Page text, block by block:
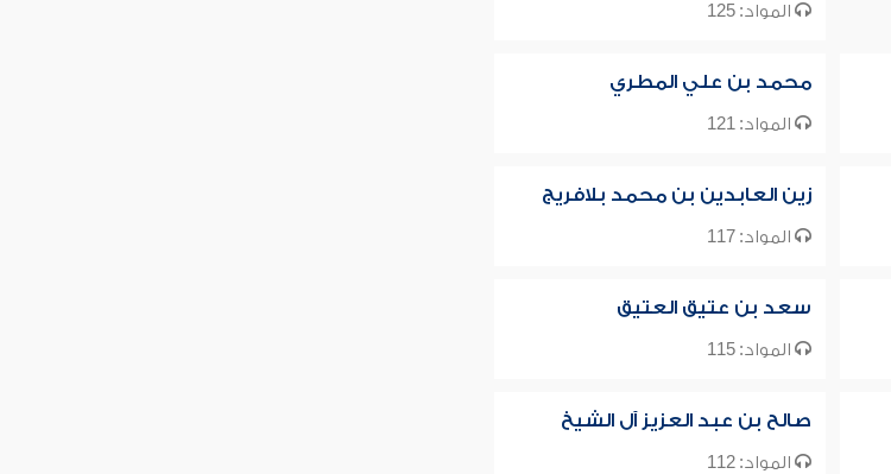
المواد: 125
محمد بن علي المطري
المواد: 121
زين العابدين بن محمد بلافريج
المواد: 117
سعد بن عتيق العتيق
المواد: 115
صالح بن عبد العزيز آل الشيخ
المواد: 112